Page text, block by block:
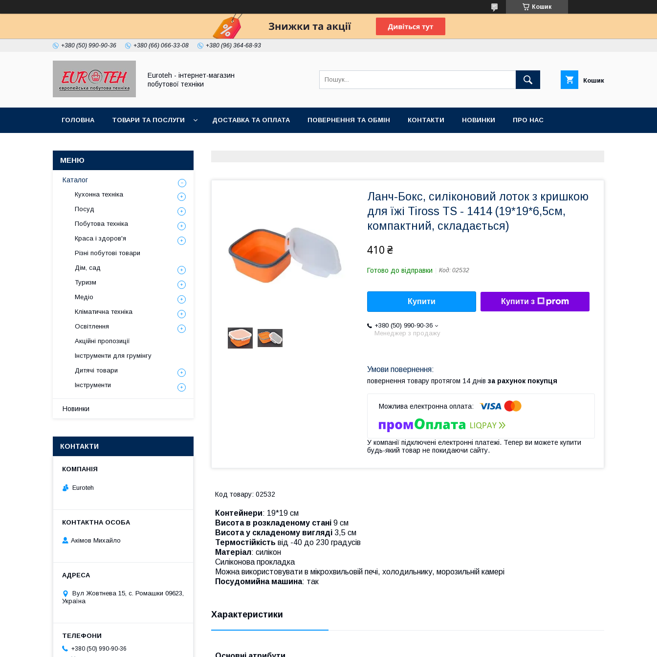
Кошик
+380 (50) 990-90-36 +380 (66) 066-33-08 +380 (96) 364-68-93
Euroteh - інтернет-магазин
побутової техніки
Кошик
ГОЛОВНА ТОВАРИ ТА ПОСЛУГИ ДОСТАВКА ТА ОПЛАТА ПОВЕРНЕННЯ ТА ОБМІН КОНТАКТИ НОВИНКИ ПРО НАС
Ланч-Бокс, силіконовий лоток з кришкою
для їжі Tiross TS - 1414 (19*19*6,5см,
компактний, складається)
410 ₴
Готово до відправки Код: 02532
Купити Купити з
+380 (50) 990-90-36
Менеджер з продажу
повернення товару протягом 14 днів за рахунок покупця
У компанії підключені електронні платежі. Тепер ви можете купити
будь-який товар не покидаючи сайту.
Код товару: 02532
Контейнери: 19*19 см
Висота в розкладеному стані 9 см
Висота у складеному вигляді 3,5 см
Термостійкість від -40 до 230 градусів
Матеріал: силікон
Силіконова прокладка
Можна використовувати в мікрохвильовій печі, холодильнику, морозильній камері
Посудомийна машина: так
Характеристики
Каталог
Кухонна техніка
Посуд
Побутова техніка
Краса і здоров'я
Різні побутові товари
Дім, сад
Туризм
Медіо
Кліматична техніка
Освітлення
Акційні пропозиції
Інструменти для грумінгу
Дитячі товари
Інструменти
Новинки
КОНТАКТИ
Euroteh
Акімов Михайло
Вул Жовтнева 15, с. Ромашки 09623,
Україна
+380 (50) 990-90-36